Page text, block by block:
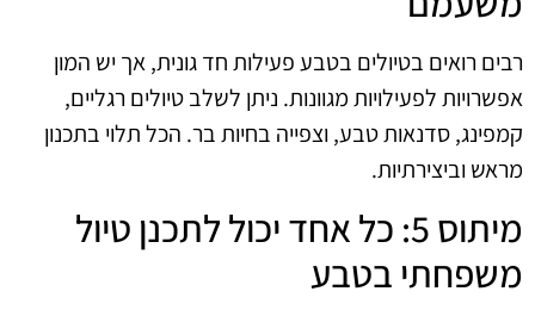
רבים רואים בטיולים בטבע פעילות חד גונית, אך יש המון
אפשרויות לפעילויות מגוונות. ניתן לשלב טיולים רגליים,
קמפינג, סדנאות טבע, וצפייה בחיות בר. הכל תלוי בתכנון
מראש וביצירתיות.
מיתוס 5: כל אחד יכול לתכנן טיול
משפחתי בטבע